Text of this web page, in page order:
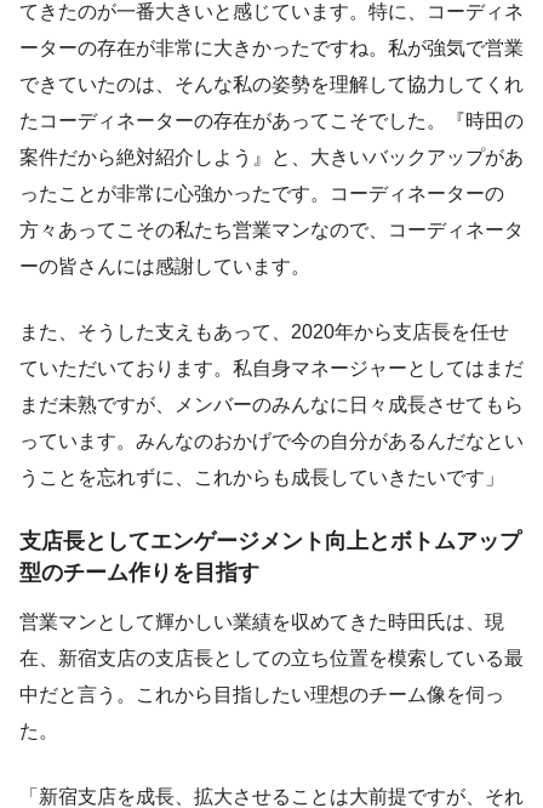
てきたのが一番大きいと感じています。特に、コーディネ
ーターの存在が非常に大きかったですね。私が強気で営業
できていたのは、そんな私の姿勢を理解して協力してくれ
たコーディネーターの存在があってこそでした。『時田の
案件だから絶対紹介しよう』と、大きいバックアップがあ
ったことが非常に心強かったです。コーディネーターの
方々あってこその私たち営業マンなので、コーディネータ
ーの皆さんには感謝しています。
また、そうした支えもあって、2020年から支店長を任せ
ていただいております。私自身マネージャーとしてはまだ
まだ未熟ですが、メンバーのみんなに日々成長させてもら
っています。みんなのおかげで今の自分があるんだなとい
うことを忘れずに、これからも成長していきたいです」
支店長としてエンゲージメント向上とボトムアップ
型のチーム作りを目指す
営業マンとして輝かしい業績を収めてきた時田氏は、現
在、新宿支店の支店長としての立ち位置を模索している最
中だと言う。これから目指したい理想のチーム像を伺っ
た。
「新宿支店を成長、拡大させることは大前提ですが、それ